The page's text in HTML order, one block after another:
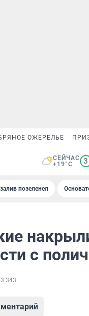
ОЖЕРЕЛЬЕ
СЕЙЧАС
+19°C
3
позеленел
с
3 343